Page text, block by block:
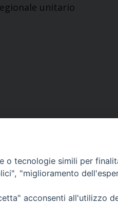
unitario
o tecnologie simili per
"miglioramento
acconsenti all'utilizzo